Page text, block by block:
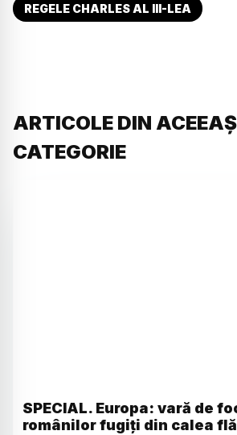
REGELE CHARLES AL III-LEA
ARTICOLE DIN
CATEGORIE
SPECIAL. Europa: vară de
românilor fugiți din calea